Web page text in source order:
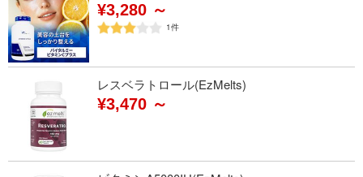
¥3,280 ～
1件
レスベラトロール(EzMelts)
¥3,470 ～